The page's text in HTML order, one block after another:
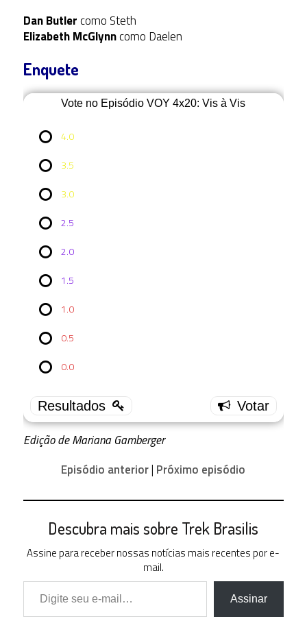
Dan Butlercomo Steth
Elizabeth McGlynncomo Daelen
Enquete
Vote no Episódio VOY 4x20: Vis à Vis
4.0
3.5
3.0
2.5
2.0
1.5
1.0
0.5
0.0
2 ( 20 % )
1 ( 10 % )
1.0
0 ( 0 % )
0.5
0.0
Edição de Mariana Gamberger
Episódio anterior| Próximo episódio
Descubra mais sobre Trek Brasilis
Assine para receber nossas notícias mais recentes por e-
mail.
Digite seu e-mail…
Assinar